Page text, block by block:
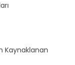
Kaynaklanan